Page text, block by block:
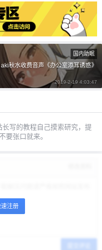
10 元
元 自定义
付费内容
国内助眠
aki秋水收费音声《办公室添耳诱惑》
2019-2-19 4:03:47
写的教程自己摸索研究，提
要张口就来。
注册
买会员或者提升权
6位以上